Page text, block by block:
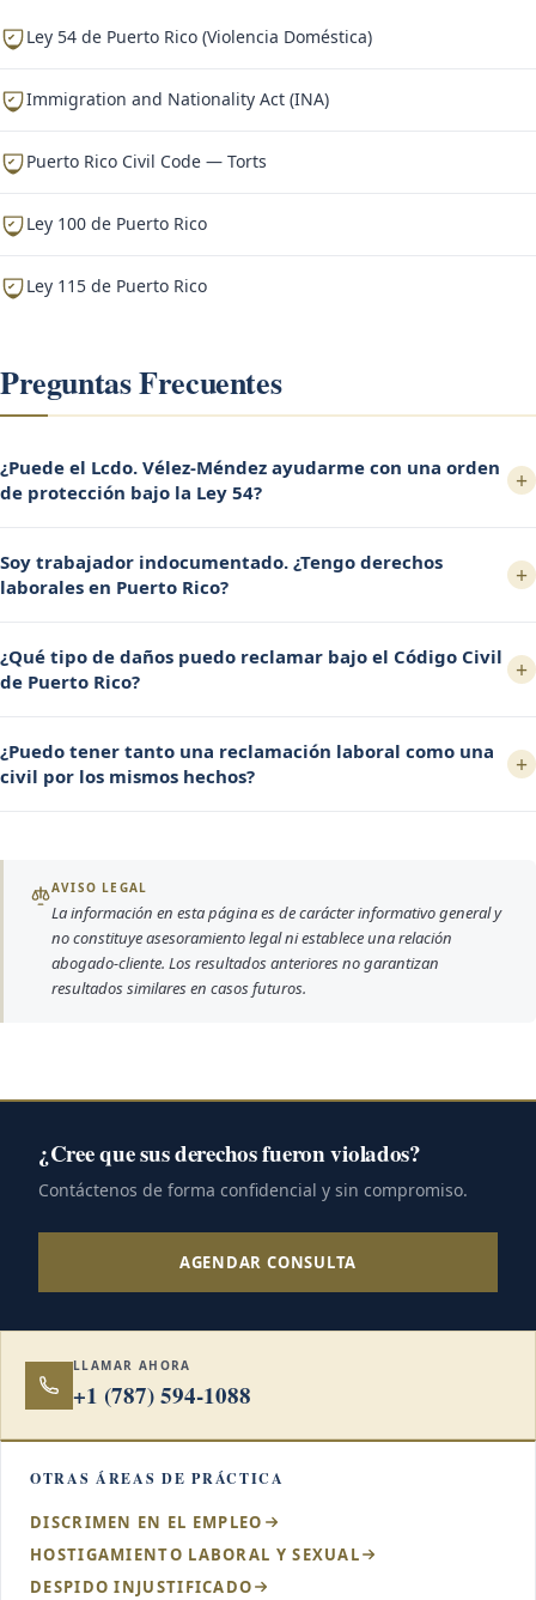
Ley 54 de Puerto Rico (Violencia Doméstica)
Immigration and Nationality Act (INA)
Puerto Rico Civil Code — Torts
Ley 100 de Puerto Rico
Ley 115 de Puerto Rico
Preguntas Frecuentes
¿Puede el Lcdo. Vélez-Méndez ayudarme con una orden
de protección bajo la Ley 54?
+
Soy trabajador indocumentado. ¿Tengo derechos
laborales en Puerto Rico?
+
¿Qué tipo de daños puedo reclamar bajo el Código Civil
de Puerto Rico?
+
¿Puedo tener tanto una reclamación laboral como una
civil por los mismos hechos?
+
AVISO LEGAL
La información en esta página es de carácter informativo general y
no constituye asesoramiento legal ni establece una relación
abogado-cliente. Los resultados anteriores no garantizan
resultados similares en casos futuros.
¿Cree que sus derechos fueron violados?
Contáctenos de forma confidencial y sin compromiso.
AGENDAR CONSULTA
LLAMAR AHORA
+1 (787) 594-1088
OTRAS ÁREAS DE PRÁCTICA
DISCRIMEN EN EL EMPLEO
HOSTIGAMIENTO LABORAL Y SEXUAL
DESPIDO INJUSTIFICADO